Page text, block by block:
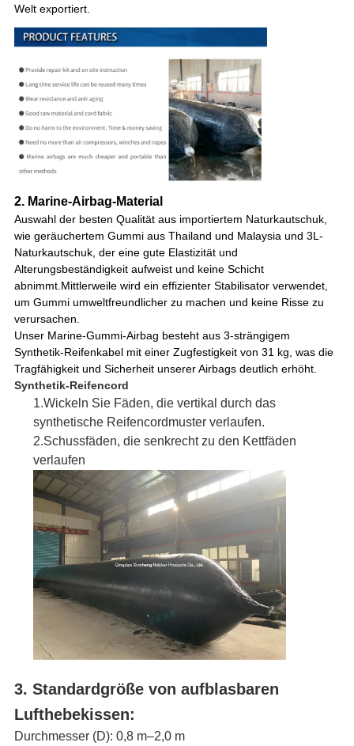
Welt exportiert.
2. Marine-Airbag-Material
Auswahl der besten Qualität aus importiertem Naturkautschuk,
wie geräuchertem Gummi aus Thailand und Malaysia und 3L-
Naturkautschuk, der eine gute Elastizität und
Alterungsbeständigkeit aufweist und keine Schicht
abnimmt.Mittlerweile wird ein effizienter Stabilisator verwendet,
um Gummi umweltfreundlicher zu machen und keine Risse zu
verursachen.
Unser Marine-Gummi-Airbag besteht aus 3-strängigem
Synthetik-Reifenkabel mit einer Zugfestigkeit von 31 kg, was die
Tragfähigkeit und Sicherheit unserer Airbags deutlich erhöht.
Synthetik-Reifencord
1.Wickeln Sie Fäden, die vertikal durch das
synthetische Reifencordmuster verlaufen.
2.Schussfäden, die senkrecht zu den Kettfäden
verlaufen
3. Standardgröße von aufblasbaren
Lufthebekissen:
Durchmesser (D): 0,8 m–2,0 m